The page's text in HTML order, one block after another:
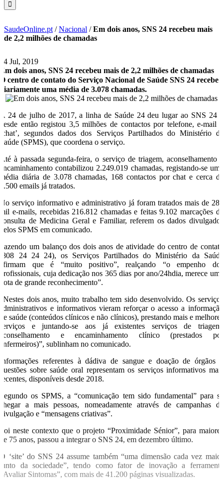
SaudeOnline.pt /Nacional /Em dois anos, SNS 24 recebeu mais
de 2,2 milhões de chamadas
24 Jul, 2019
Em dois anos, SNS 24 recebeu mais de 2,2 milhões de chamadas
O centro de contato do Serviço Nacional de Saúde SNS 24 recebe
diariamente uma média de 3.078 chamadas.
A 24 de julho de 2017, a linha de Saúde 24 deu lugar ao SNS 24 e
desde então registou 3,5 milhões de contactos por telefone, e-mail e
‘chat’, segundos dados dos Serviços Partilhados do Ministério da
Saúde (SPMS), que coordena o serviço.
Até à passada segunda-feira, o serviço de triagem, aconselhamento e
encaminhamento contabilizou 2.249.019 chamadas, registando-se uma
média diária de 3.078 chamadas, 168 contactos por chat e cerca de
4.500 emails já tratados.
No serviço informativo e administrativo já foram tratados mais de 280
mil e-mails, recebidas 216.812 chamadas e feitas 9.102 marcações de
consulta de Medicina Geral e Familiar, referem os dados divulgados
pelos SPMS em comunicado.
Fazendo um balanço dos dois anos de atividade do centro de contato
(808 24 24 24), os Serviços Partilhados do Ministério da Saúde
afirmam que é “muito positivo”, realçando “o empenho dos
profissionais, cuja dedicação nos 365 dias por ano/24hdia, merece uma
nota de grande reconhecimento”.
“Nestes dois anos, muito trabalho tem sido desenvolvido. Os serviços
administrativos e informativos vieram reforçar o acesso a informação
de saúde (conteúdos clínicos e não clínicos), prestando mais e melhores
serviços e juntando-se aos já existentes serviços de triagem,
aconselhamento e encaminhamento clínico (prestados por
enfermeiros)”, sublinham no comunicado.
Informações referentes à dádiva de sangue e doação de órgãos e
questões sobre saúde oral representam os serviços informativos mais
recentes, disponíveis desde 2018.
Segundo os SPMS, a “comunicação tem sido fundamental” para se
chegar a mais pessoas, nomeadamente através de campanhas de
divulgação e “mensagens criativas”.
Foi neste contexto que o projeto “Proximidade Sénior”, para maiores
de 75 anos, passou a integrar o SNS 24, em dezembro último.
O ‘site’ do SNS 24 assume também “uma dimensão cada vez maior
junto da sociedade”, tendo como fator de inovação a ferramenta
“Avaliar Sintomas”, com mais de 41.200 páginas visualizadas.